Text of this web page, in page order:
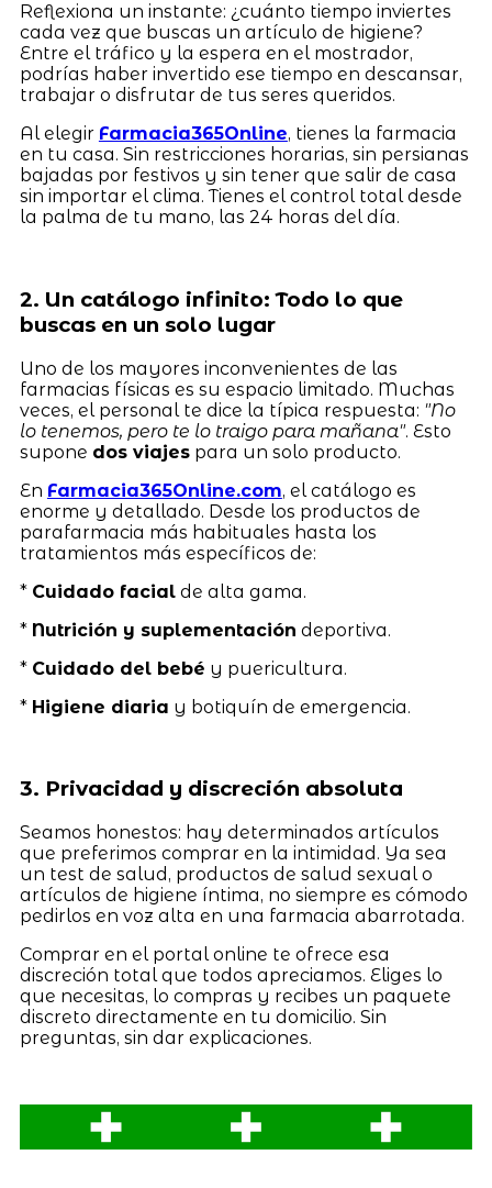
Reflexiona un instante: ¿cuánto tiempo inviertes
cada vez que buscas un artículo de higiene?
Entre el tráfico y la espera en el mostrador,
podrías haber invertido ese tiempo en descansar,
trabajar o disfrutar de tus seres queridos.
Al elegir Farmacia365Online, tienes la farmacia
en tu casa. Sin restricciones horarias, sin persianas
bajadas por festivos y sin tener que salir de casa
sin importar el clima. Tienes el control total desde
la palma de tu mano, las 24 horas del día.
2. Un catálogo infinito: Todo lo que
buscas en un solo lugar
Uno de los mayores inconvenientes de las
farmacias físicas es su espacio limitado. Muchas
veces, el personal te dice la típica respuesta: "No
lo tenemos, pero te lo traigo para mañana". Esto
supone dos viajespara un solo producto.
En Farmacia365Online.com, el catálogo es
enorme y detallado. Desde los productos de
parafarmacia más habituales hasta los
tratamientos más específicos de:
* Cuidado facialde alta gama.
* Nutrición y suplementación deportiva.
* Cuidado del bebé y puericultura.
* Higiene diaria y botiquín de emergencia.
3. Privacidad y discreción absoluta
Seamos honestos: hay determinados artículos
que preferimos comprar en la intimidad. Ya sea
un test de salud, productos de salud sexual o
artículos de higiene íntima, no siempre es cómodo
pedirlos en voz alta en una farmacia abarrotada.
Comprar en el portal online te ofrece esa
discreción total que todos apreciamos. Eliges lo
que necesitas, lo compras y recibes un paquete
discreto directamente en tu domicilio. Sin
preguntas, sin dar explicaciones.